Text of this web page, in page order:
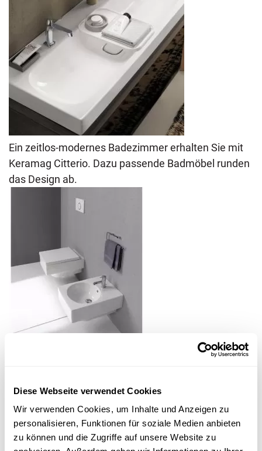
Diese Webseite verwendet Cookies
Wir verwenden Cookies, um Inhalte und Anzeigen zu
personalisieren, Funktionen für soziale Medien anbieten
zu können und die Zugriffe auf unsere Website zu
Ein zeitlos-modernes Badezimmer erhalten Sie mit
Keramag Citterio. Dazu passende Badmöbel runden
das Design ab.
Dafür steht Keramag Preciosa. Mit der Linie
Preciosa II kommen diese nun auch in kleineren
Maßen in Ihr Badezimmer.